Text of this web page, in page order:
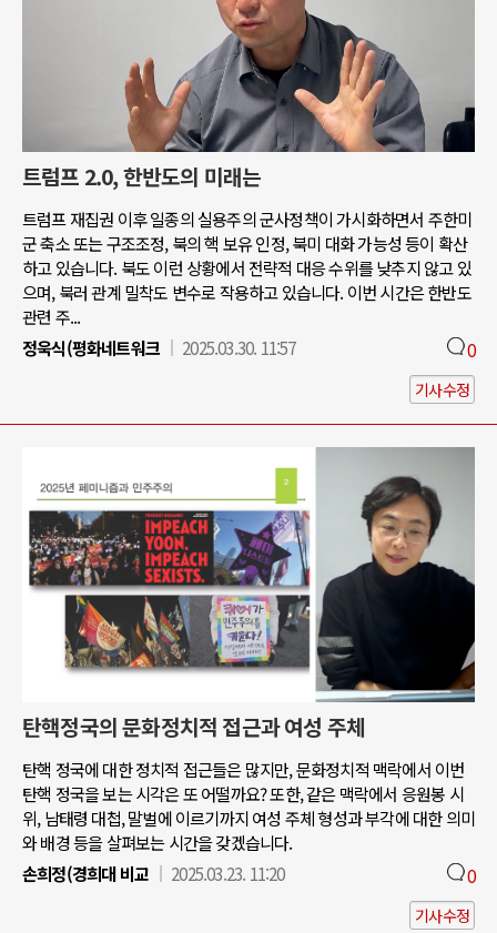
트럼프 2.0, 한반도의 미래는
트럼프 재집권 이후 일종의 실용주의 군사정책이 가시화하면서 주한미
군 축소 또는 구조조정, 북의 핵 보유 인정, 북미 대화 가능성 등이 확산
하고 있습니다. 북도 이런 상황에서 전략적 대응 수위를 낮추지 않고 있
으며, 북러 관계 밀착도 변수로 작용하고 있습니다. 이번 시간은 한반도
관련 주...
정욱식(평화네트워크
2025.03.30. 11:57 0
기사수정
탄핵정국의 문화정치적 접근과 여성 주체
탄핵 정국에 대한 정치적 접근들은 많지만, 문화정치적 맥락에서 이번
탄핵 정국을 보는 시각은 또 어떨까요? 또한, 같은 맥락에서 응원봉 시
위, 남태령 대첩, 말벌에 이르기까지 여성 주체 형성과 부각에 대한 의미
와 배경 등을 살펴보는 시간을 갖겠습니다.
손희정(경희대 비교
2025.03.23. 11:20 0
기사수정